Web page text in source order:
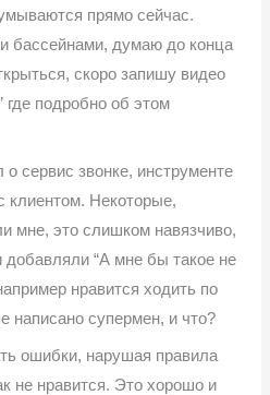
прямо сейчас.
бассейнами, думаю до конца
скоро запишу видео
где подробно об этом
сервис звонке, инструменте
клиентом. Некоторые,
мне, это слишком навязчиво,
добавляли “А мне бы такое не
нравится ходить по
написано супермен, и что?
ошибки, нарушая правила
не нравится. Это хорошо и